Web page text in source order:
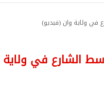
ولاية وان (فيديو)
في ولاية